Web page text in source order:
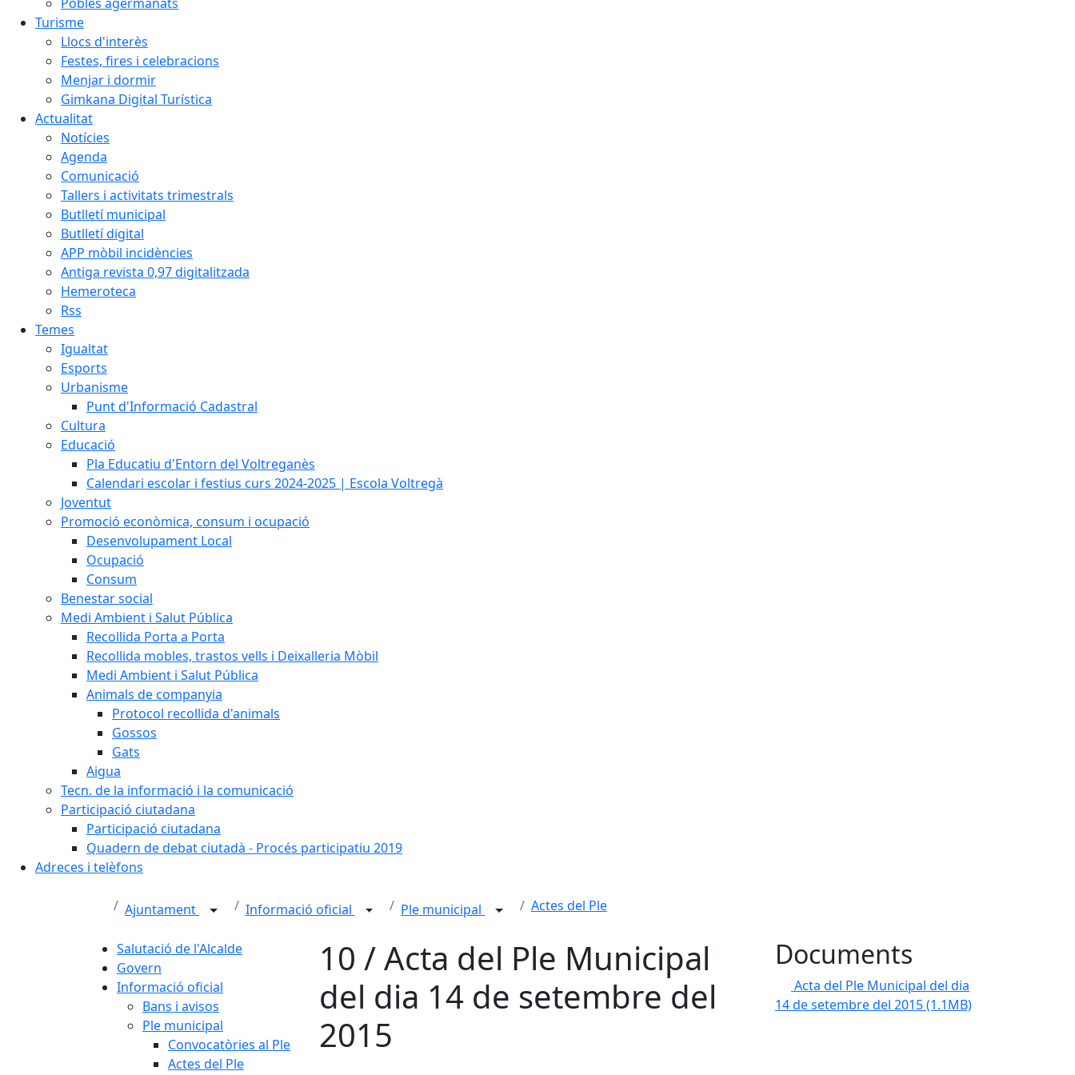
Turisme
Llocs d'interès
Festes, fires i celebracions
Menjar i dormir
Gimkana Digital Turística
Actualitat
Notícies
Agenda
Comunicació
Tallers i activitats trimestrals
Butlletí municipal
Butlletí digital
APP mòbil incidències
Antiga revista 0,97 digitalitzada
Hemeroteca
Rss
Temes
Igualtat
Esports
Urbanisme
Punt d'Informació Cadastral
Cultura
Educació
Pla Educatiu d'Entorn del Voltreganès
Calendari escolar i festius curs 2024-2025 | Escola Voltregà
Joventut
Promoció econòmica, consum i ocupació
Desenvolupament Local
Ocupació
Consum
Benestar social
Medi Ambient i Salut Pública
Recollida Porta a Porta
Recollida mobles, trastos vells i Deixalleria Mòbil
Medi Ambient i Salut Pública
Animals de companyia
Protocol recollida d'animals
Gossos
Gats
Aigua
Tecn. de la informació i la comunicació
Participació ciutadana
Participació ciutadana
Quadern de debat ciutadà - Procés participatiu 2019
Adreces i telèfons
Ajuntament Informació oficial Ple municipal Actes del Ple
Salutació de l'Alcalde
Govern
Informació oficial
Bans i avisos
Ple municipal
Convocatòries al Ple
Actes del Ple
10 / Acta del Ple Municipal
del dia 14 de setembre del
2015
Documents
Acta del Ple Municipal del dia
14 de setembre del 2015(1.1MB)